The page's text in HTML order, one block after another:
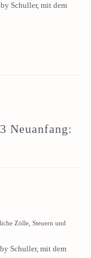
Schuller, mit dem
Neuanfang:
Zölle, Steuern und
Schuller, mit dem